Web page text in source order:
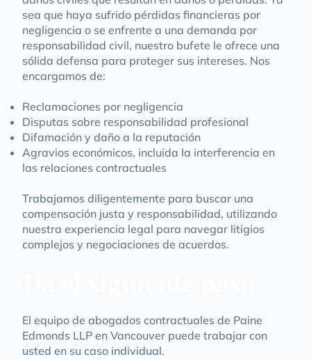
sea que haya sufrido pérdidas financieras por
negligencia o se enfrente a una demanda por
responsabilidad civil, nuestro bufete le ofrece una
sólida defensa para proteger sus intereses. Nos
encargamos de:
Reclamaciones por negligencia
Disputas sobre responsabilidad profesional
Difamación y daño a la reputación
Agravios económicos, incluida la interferencia en
las relaciones contractuales
Trabajamos diligentemente para buscar una
compensación justa y responsabilidad, utilizando
nuestra experiencia legal para navegar litigios
complejos y negociaciones de acuerdos.
El equipo de abogados contractuales de Paine
Edmonds LLP en Vancouver puede trabajar con
usted en su caso individual.